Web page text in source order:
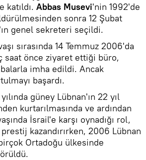
katıldı. Abbas Musevi'nin 1992'de
sonra 12 Şubat
genel sekreteri seçildi.
sırasında 14 Temmuz 2006'da
saat önce ziyaret ettiği büro,
imha edildi. Ancak
başardı.
güney Lübnan'ın 22 yıl
kurtarılmasında ve ardından
İsrail'e karşı oynadığı rol,
kazandırırken, 2006 Lübnan
Ortadoğu ülkesinde